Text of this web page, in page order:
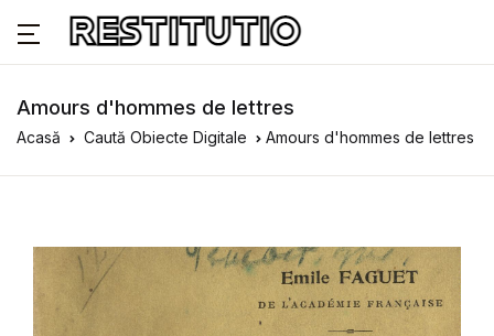
Amours d'hommes de lettres
Acasă Caută Obiecte Digitale Amours d'hommes de lettres